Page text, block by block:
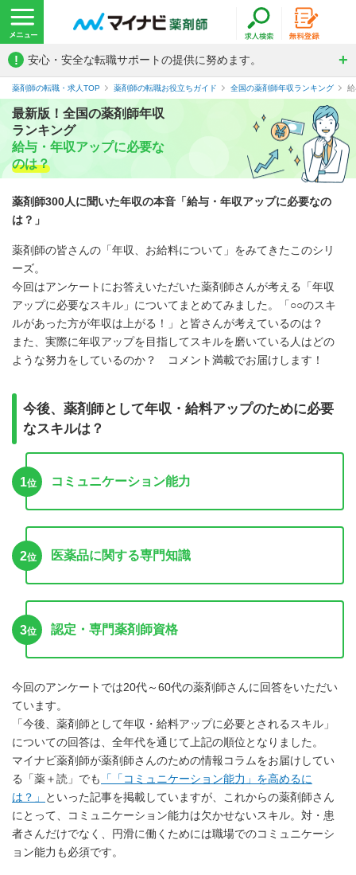
! 安心・安全な転職サポートの提供に努めます。
薬剤師の転職・求人TOP 薬剤師の転職お役立ちガイド 全国の薬剤師年収ランキング
最新版！全国の薬剤師年収
ランキング
給与・年収アップに必要な
のは？
薬剤師300人に聞いた年収の本音「給与・年収アップに必要なの
は？」
薬剤師の皆さんの「年収、お給料について」をみてきたこのシリ
ーズ。
今回はアンケートにお答えいただいた薬剤師さんが考える「年収
アップに必要なスキル」についてまとめてみました。「○○のスキ
ルがあった方が年収は上がる！」と皆さんが考えているのは？
また、実際に年収アップを目指してスキルを磨いている人はどの
ような努力をしているのか？ コメント満載でお届けします！
今後、薬剤師として年収・給料アップのために必要
なスキルは？
1位 コミュニケーション能力
2位 医薬品に関する専門知識
3位 認定・専門薬剤師資格
今回のアンケートでは20代～60代の薬剤師さんに回答をいただい
ています。
「今後、薬剤師として年収・給料アップに必要とされるスキル」
についての回答は、全年代を通じて上記の順位となりました。
マイナビ薬剤師が薬剤師さんのための情報コラムをお届けしてい
る「薬＋読」でも
「「コミュニケーション能力」を高めるに
は？」
といった記事を掲載していますが、これからの薬剤師さん
にとって、コミュニケーション能力は欠かせないスキル。対・患
者さんだけでなく、円滑に働くためには職場でのコミュニケーシ
ョン能力も必須です。